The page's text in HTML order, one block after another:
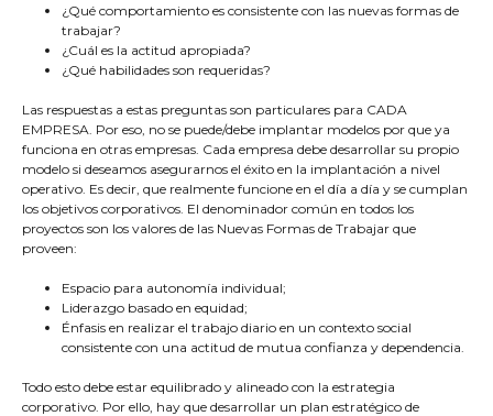
¿Qué comportamiento es consistente con las nuevas formas de
trabajar?
¿Cuál es la actitud apropiada?
¿Qué habilidades son requeridas?
Las respuestas a estas preguntas son particulares para CADA
EMPRESA. Por eso, no se puede/debe implantar modelos por que ya
funciona en otras empresas. Cada empresa debe desarrollar su propio
modelo si deseamos asegurarnos el éxito en la implantación a nivel
operativo. Es decir, que realmente funcione en el día a día y se cumplan
los objetivos corporativos. El denominador común en todos los
proyectos son los valores de las Nuevas Formas de Trabajar que
proveen:
Espacio para autonomía individual;
Liderazgo basado en equidad;
Énfasis en realizar el trabajo diario en un contexto social
consistente con una actitud de mutua confianza y dependencia.
Todo esto debe estar equilibrado y alineado con la estrategia
corporativo. Por ello, hay que desarrollar un plan estratégico de